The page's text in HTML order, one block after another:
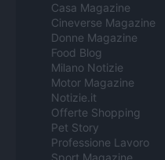
Casa Magazine
Cineverse Magazine
Donne Magazine
Food Blog
Milano Notizie
Motor Magazine
Notizie.it
Offerte Shopping
Pet Story
Professione Lavoro